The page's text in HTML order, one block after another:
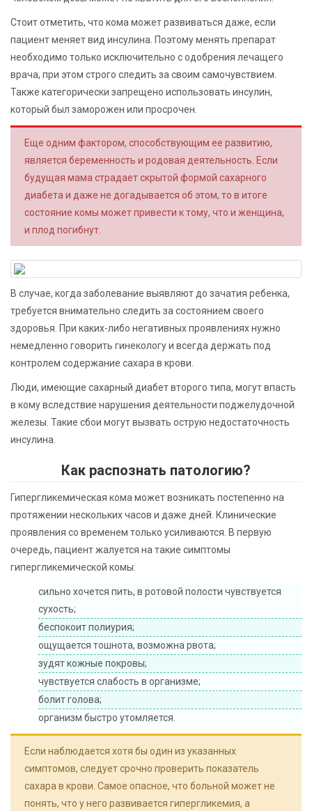
Стоит отметить, что кома может развиваться даже, если
пациент меняет вид инсулина. Поэтому менять препарат
необходимо только исключительно с одобрения лечащего
врача, при этом строго следить за своим самочувствием.
Также категорически запрещено использовать инсулин,
который был заморожен или просрочен.
Еще одним фактором, способствующим ее развитию,
является беременность и родовая деятельность. Если
будущая мама страдает скрытой формой сахарного
диабета и даже не догадывается об этом, то в итоге
состояние комы может привести к тому, что и женщина,
и плод погибнут.
В случае, когда заболевание выявляют до зачатия ребенка,
требуется внимательно следить за состоянием своего
здоровья. При каких-либо негативных проявлениях нужно
немедленно говорить гинекологу и всегда держать под
контролем содержание сахара в крови.
Люди, имеющие сахарный диабет второго типа, могут впасть
в кому вследствие нарушения деятельности поджелудочной
железы. Такие сбои могут вызвать острую недостаточность
инсулина.
Как распознать патологию?
Гипергликемическая кома может возникать постепенно на
протяжении нескольких часов и даже дней. Клинические
проявления со временем только усиливаются. В первую
очередь, пациент жалуется на такие симптомы
гипергликемической комы:
сильно хочется пить, в ротовой полости чувствуется
сухость;
беспокоит полиурия;
ощущается тошнота, возможна рвота;
зудят кожные покровы;
чувствуется слабость в организме;
болит голова;
организм быстро утомляется.
Если наблюдается хотя бы один из указанных
симптомов, следует срочно проверить показатель
сахара в крови. Самое опасное, что больной может не
понять, что у него развивается гипергликемия, а